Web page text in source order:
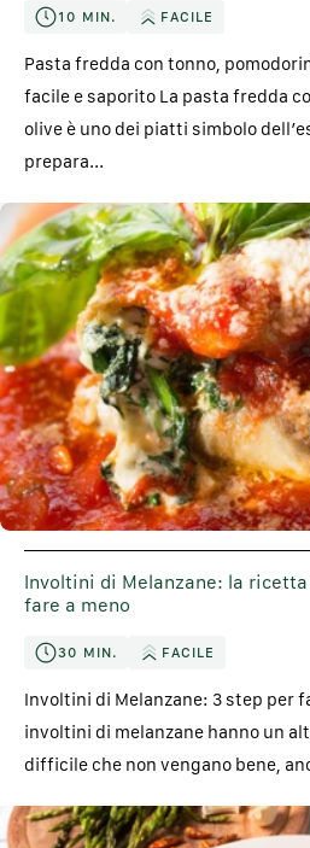
10 MIN. FACILE
Pasta fredda con tonno,
facile e saporito La pasta fredda
olive è uno dei piatti simbolo
prepara...
Involtini di Melanzane: la
fare a meno
30 MIN. FACILE
Involtini di Melanzane: 3 step per
involtini di melanzane hanno un
difficile che non vengano bene,